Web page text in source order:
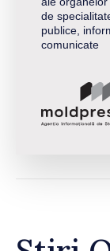
de
publice,
comunicate